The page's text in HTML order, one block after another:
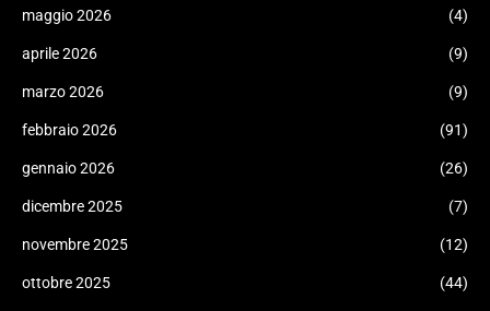
maggio 2026 (4)
aprile 2026 (9)
marzo 2026 (9)
febbraio 2026 (91)
gennaio 2026 (26)
dicembre 2025 (7)
novembre 2025 (12)
ottobre 2025 (44)